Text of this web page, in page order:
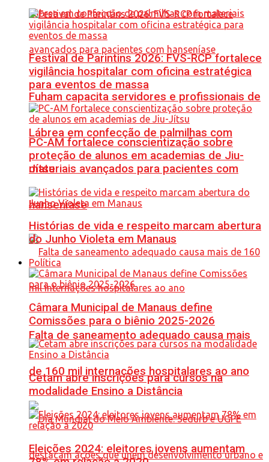
Fuham capacita servidores e profissionais de
Lábrea em confecção de palmilhas com
materiais avançados para pacientes com
hanseníase
Falta de saneamento adequado causa mais
de 160 mil internações hospitalares ao ano
Festival de Parintins 2026: FVS-RCP fortalece
vigilância hospitalar com oficina estratégica
para eventos de massa
PC-AM fortalece conscientização sobre
proteção de alunos em academias de Jiu-
Jítsu
Histórias de vida e respeito marcam abertura
do Junho Violeta em Manaus
Política
Câmara Municipal de Manaus define
Comissões para o biênio 2025-2026
Cetam abre inscrições para cursos na
modalidade Ensino a Distância
Eleições 2024: eleitores jovens aumentam